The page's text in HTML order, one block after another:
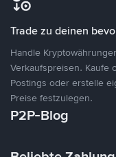
Trade zu deinen
Handle
Verkaufspreisen. Kaufe
Postings oder erstelle
Preise festzulegen.
P2P-Blog